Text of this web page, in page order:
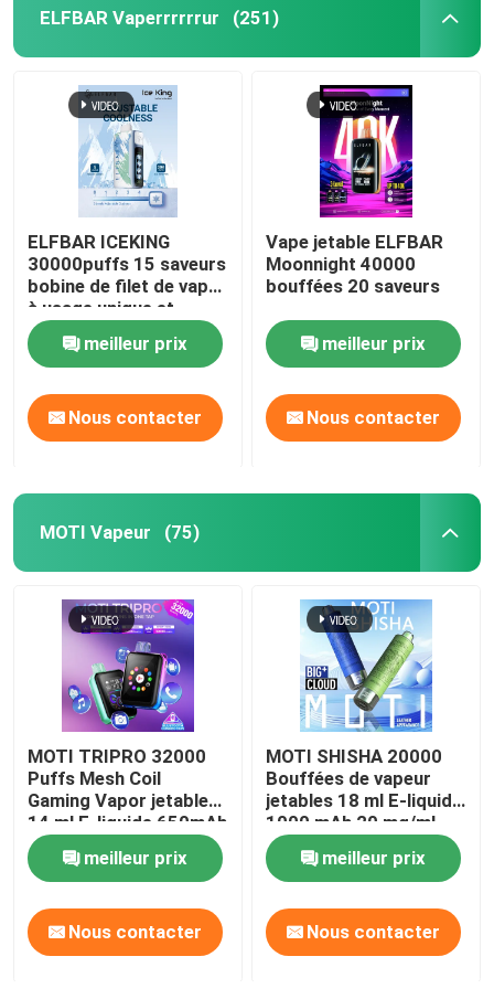
ELFBAR Vaperrrrrrur (251)
ELFBAR ICEKING
30000puffs 15 saveurs
bobine de filet de vape
à usage unique et
capacité de liquide
électronique de 20 ml
meilleur prix
Nous contacter
Vape jetable ELFBAR
Moonnight 40000
bouffées 20 saveurs
meilleur prix
Nous contacter
MOTI Vapeur (75)
MOTI TRIPRO 32000
Puffs Mesh Coil
Gaming Vapor jetable
14 ml E-liquide 650mAh
50 mg de nicotine
meilleur prix
Nous contacter
MOTI SHISHA 20000
Bouffées de vapeur
jetables 18 ml E-liquide
1000 mAh 20 mg/ml
Nicotine de type C
meilleur prix
Nous contacter